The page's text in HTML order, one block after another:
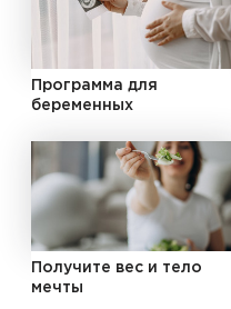
Программа для
беременных
Получите вес и тело
мечты